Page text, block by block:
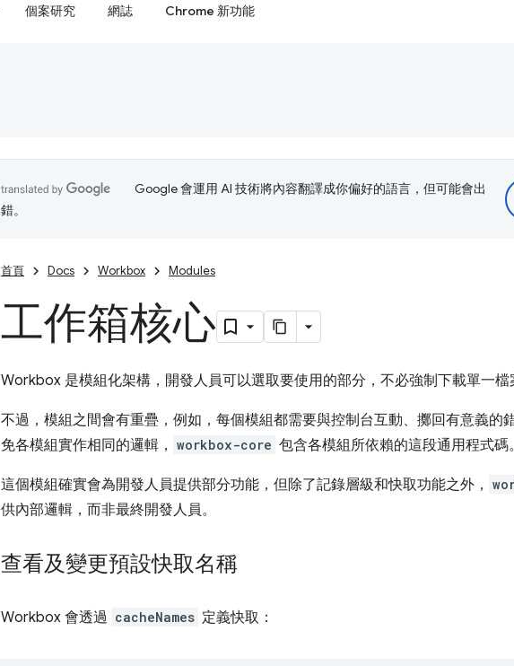
個案研究 網誌 Chrome 新功能
Google 會運用 AI 技術將內容翻譯成你偏好的語言，但可能會出
錯。
首頁 Docs Workbox Modules
工作箱核心
Workbox 是模組化架構，開發人員可以選取要使用的部分，不必強制下載單一檔
不過，模組之間會有重疊，例如，每個模組都需要與控制台互動、擲回有意義的
免各模組實作相同的邏輯， workbox-core 包含各模組所依賴的這段通用程式碼。
這個模組確實會為開發人員提供部分功能，但除了記錄層級和快取功能之外，
供內部邏輯，而非最終開發人員。
查看及變更預設快取名稱
Workbox 會透過 cacheNames 定義快取：